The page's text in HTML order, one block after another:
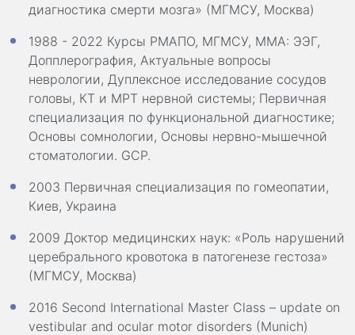
диагностика смерти мозга» (МГМСУ, Москва)
1988 - 2022 Курсы РМАПО, МГМСУ, ММА: ЭЭГ,
Допплерография, Актуальные вопросы
неврологии, Дуплексное исследование сосудов
головы, КТ и МРТ нервной системы; Первичная
специализация по функциональной диагностике;
Основы сомнологии, Основы нервно-мышечной
стоматологии. GCP.
2003 Первичная специализация по гомеопатии,
Киев, Украина
2009 Доктор медицинских наук: «Роль нарушений
церебрального кровотока в патогенезе гестоза»
(МГМСУ, Москва)
2016 Second International Master Class – update on
vestibular and ocular motor disorders (Munich)